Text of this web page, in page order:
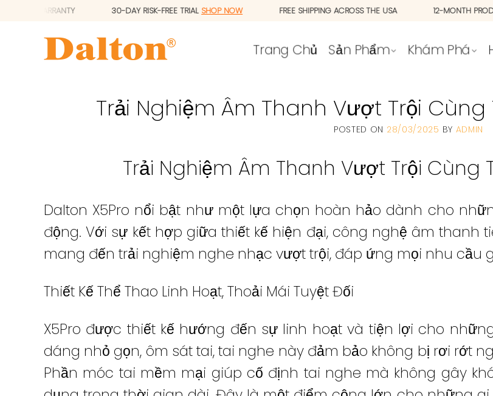
PRODUCT WARRANTY 30-DAY RISK-FREE TRIAL SHOP NOW FREE SHIPPING ACROSS THE USA 12-
Trang Chủ Sản Phẩm Khám Phá
Trải Nghiệm Âm Thanh Vượt Trội
POSTED ON 28/03/2025 BY ADMIN
Trải Nghiệm Âm Thanh Vượt Trội Cùng
Dalton X5Pro nổi bật như một lựa chọn hoàn hảo dành cho
động. Với sự kết hợp giữa thiết kế hiện đại, công nghệ âm thanh
mang đến trải nghiệm nghe nhạc vượt trội, đáp ứng mọi nhu cầu
Thiết Kế Thể Thao Linh Hoạt, Thoải Mái Tuyệt Đối
X5Pro được thiết kế hướng đến sự linh hoạt và tiện lợi cho
dáng nhỏ gọn, ôm sát tai, tai nghe này đảm bảo không bị rơi rớt
Phần móc tai mềm mại giúp cố định tai nghe mà không gây